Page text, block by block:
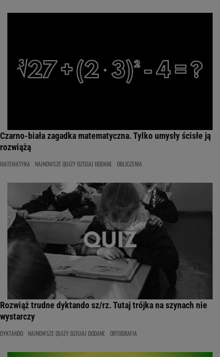
Czarno-biała zagadka matematyczna. Tylko umysły ścisłe ją
rozwiążą
MATEMATYKA NAJNOWSZE QUIZY DZISIAJ DODANE OBLICZENIA
Rozwiąż trudne dyktando sz/rz. Tutaj trójka na szynach nie
wystarczy
DYKTANDO NAJNOWSZE QUIZY DZISIAJ DODANE ORTOGRAFIA